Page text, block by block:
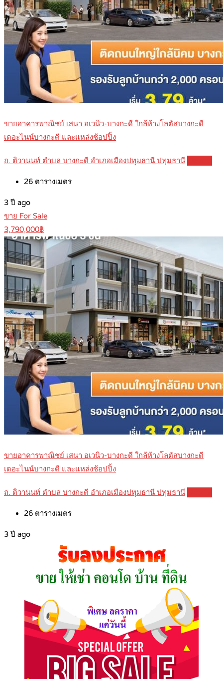
ขายอาคารพาณิชย์ เสนา อเวนิว-บางกะดี ใกล้ห้างโลตัสบางกะดี
เดอะไนน์บางกะดี และแหล่งช้อปปิ้ง
ถ. ติวานนท์ ตำบล บางกะดี อำเภอเมืองปทุมธานี ปทุมธานี
26 ตารางเมตร
3 ปี ago
ขาย For Sale
3,790,000฿
ขายอาคารพาณิชย์ เสนา อเวนิว-บางกะดี ใกล้ห้างโลตัสบางกะดี
เดอะไนน์บางกะดี และแหล่งช้อปปิ้ง
ถ. ติวานนท์ ตำบล บางกะดี อำเภอเมืองปทุมธานี ปทุมธานี
26 ตารางเมตร
3 ปี ago